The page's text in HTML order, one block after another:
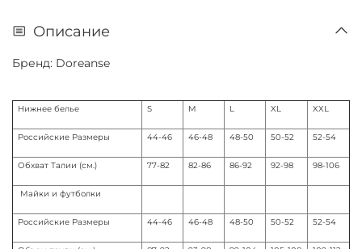
Описание
Бренд: Doreanse
Нижнее белье S M L XL XXL
Российские Размеры 44-46 46-48 48-50 50-52 52-54
Обхват Талии (см.) 77-82 82-86 86-92 92-98 98-106
Майки и футболки
Российские Размеры 44-46 46-48 48-50 50-52 52-54